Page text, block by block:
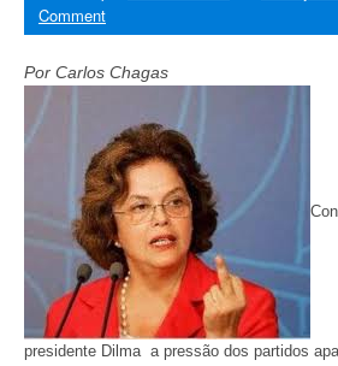
Comment
Por Carlos Chagas
presidente Dilma a pressão dos partidos